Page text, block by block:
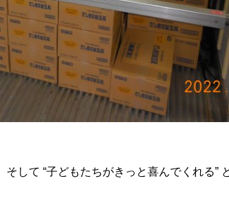
して “子どもたちがきっと喜んでくれる”